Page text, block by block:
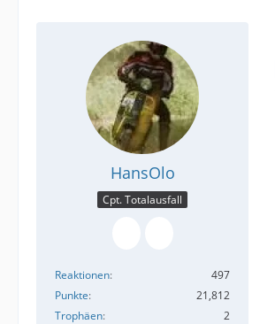
HansOlo
Cpt. Totalausfall
Reaktionen
497
Punkte
21,812
Trophäen
2